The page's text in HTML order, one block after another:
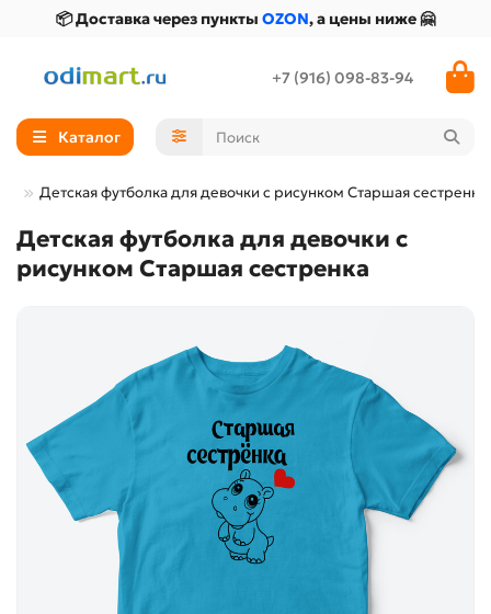
📦 Доставка через пункты OZON, а цены ниже 🤗
+7 (916) 098-83-94
Каталог
Детская футболка для девочки с рисунком Старшая сестренка
Детская футболка для девочки с
рисунком Старшая сестренка